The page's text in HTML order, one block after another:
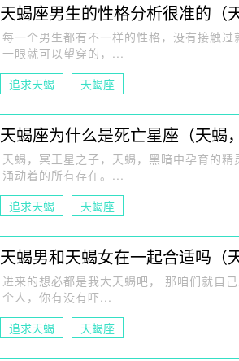
天蝎座男生的性格分析很准的（
每一个男生都有不一样的性格，没有接触
一眼就可以望穿的，...
追求天蝎
天蝎座
天蝎座为什么是死亡星座（天蝎
天蝎，冥王星之子，天蝎，黑暗中孕育的
涌动着的所有存在。...
追求天蝎
天蝎座
天蝎男和天蝎女在一起合适吗（
进来的想必都是我大天蝎吧， 那咱们就自
个人，你有没有吓...
追求天蝎
天蝎座